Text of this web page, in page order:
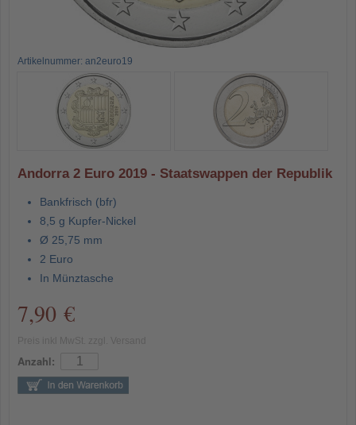
Artikelnummer: an2euro19
Andorra 2 Euro 2019 - Staatswappen der Republik
Bankfrisch (bfr)
8,5 g Kupfer-Nickel
Ø 25,75 mm
2 Euro
In Münztasche
7,90 €
Anzahl: